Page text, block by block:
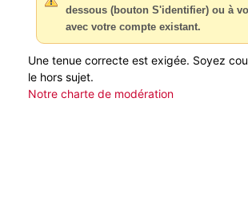
dessous (bouton S'identifier) ou à
avec votre compte existant.
Une tenue correcte est exigée. Soyez
le hors sujet.
Notre charte de modération